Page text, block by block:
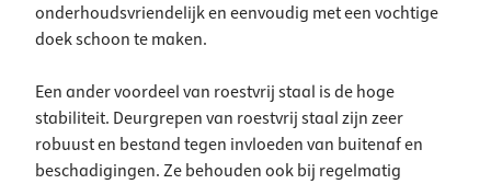
onderhoudsvriendelijk en eenvoudig met een vochtige
doek schoon te maken.
Een ander voordeel van roestvrij staal is de hoge
stabiliteit. Deurgrepen van roestvrij staal zijn zeer
robuust en bestand tegen invloeden van buitenaf en
beschadigingen. Ze behouden ook bij regelmatig